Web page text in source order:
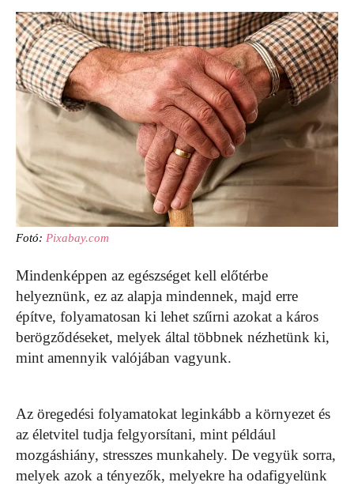
Fotó: Pixabay.com
Mindenképpen az egészséget kell előtérbe
helyeznünk, ez az alapja mindennek, majd erre
építve, folyamatosan ki lehet szűrni azokat a káros
berögződéseket, melyek által többnek nézhetünk ki,
mint amennyik valójában vagyunk.
Az öregedési folyamatokat leginkább a környezet és
az életvitel tudja felgyorsítani, mint például
mozgáshiány, stresszes munkahely. De vegyük sorra,
melyek azok a tényezők, melyekre ha odafigyelünk